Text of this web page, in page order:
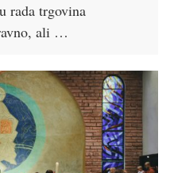
rada trgovina
ali …